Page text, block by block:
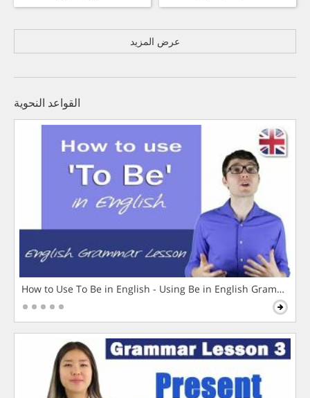
عرض المزيد
القواعد النحوية
How to Use To Be in English - Using Be in English Grammar